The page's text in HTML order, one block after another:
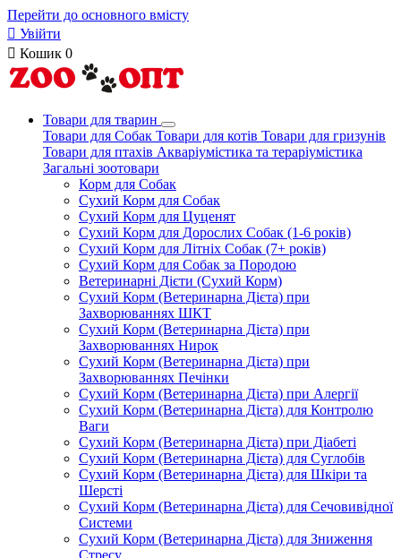
Перейти до основного вмісту
 Увійти
 Кошик 0
Товари для тварин
Товари для Собак Товари для котів Товари для гризунів
Товари для птахів Акваріумістика та тераріумістика
Загальні зоотовари
Корм для Собак
Сухий Корм для Собак
Сухий Корм для Цуценят
Сухий Корм для Дорослих Собак (1-6 років)
Сухий Корм для Літніх Собак (7+ років)
Сухий Корм для Собак за Породою
Ветеринарні Дієти (Сухий Корм)
Сухий Корм (Ветеринарна Дієта) при
Захворюваннях ШКТ
Сухий Корм (Ветеринарна Дієта) при
Захворюваннях Нирок
Сухий Корм (Ветеринарна Дієта) при
Захворюваннях Печінки
Сухий Корм (Ветеринарна Дієта) при Алергії
Сухий Корм (Ветеринарна Дієта) для Контролю
Ваги
Сухий Корм (Ветеринарна Дієта) при Діабеті
Сухий Корм (Ветеринарна Дієта) для Суглобів
Сухий Корм (Ветеринарна Дієта) для Шкіри та
Шерсті
Сухий Корм (Ветеринарна Дієта) для Сечовивідної
Системи
Сухий Корм (Ветеринарна Дієта) для Зниження
Стресу